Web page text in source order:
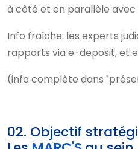
à côté et en parallèle avec
Info fraîche: les experts
rapports via e-deposit, et
(info complète dans
02. Objectif